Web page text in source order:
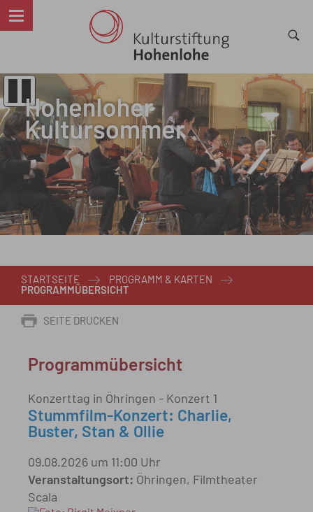
STARTSEITE
PROGRAMM & KARTEN
PROGRAMMÜBERSICHT
SEITE DRUCKEN
Programmübersicht
Konzerttag in Öhringen - Konzert 1
Stummfilm-Konzert: Charlie,
Buster, Stan & Ollie
09.08.2026 um 11:00 Uhr
Veranstaltungsort: Öhringen, Filmtheater
Scala